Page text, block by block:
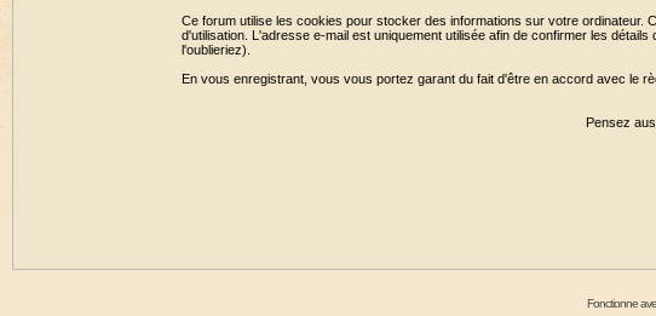
Ce forum utilise les cookies pour stocker des informations sur votre
d'utilisation. L'adresse e-mail est uniquement utilisée afin de confirmer les
l'oublieriez).
En vous enregistrant, vous vous portez garant du fait d'être en accord avec le
Pensez
Fonctionne